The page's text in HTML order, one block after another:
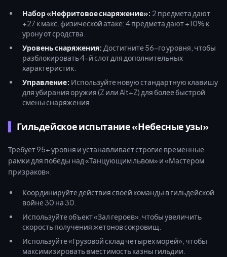
Набор «Нефритовое снаряжение»: 2 предмета дают
+27 к макс. физической атаке; 4 предмета дают +10% к
урону от сродства.
Уровень снаряжения: Достигните 56-го уровня, чтобы
разблокировать 4-й слот для дополнительных
характеристик.
Управление: Используйте новую стандартную клавишу
для убирания оружия (Z или Alt+Z) для более быстрой
смены снаряжения.
Гильдейское испытание «Небесные узы»
Требует 95+ уровня и устанавливает строгие временные
рамки для победы над «Танцующим львом» и «Мастером
призраков».
Координируйте действия своей команды в гильдейской
войне 30 на 30.
Используйте объект «Зал героев», чтобы увеличить
скорость получения жетонов сокровищ.
Используйте «Грузовой склад четырех морей», чтобы
максимизировать вместимость казны гильдии.